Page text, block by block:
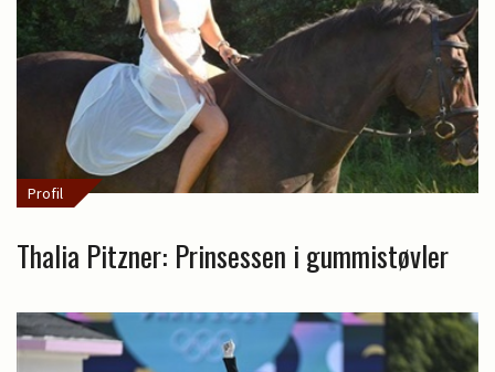
Profil
Thalia Pitzner: Prinsessen i gummistøvler